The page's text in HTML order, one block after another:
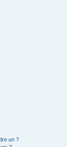
un ?